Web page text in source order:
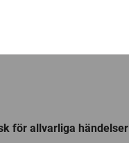
för allvarliga händelser